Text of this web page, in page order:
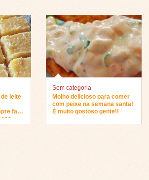
leite
faço
Sem categoria
Molho delicioso para comer
com peixe na semana santa!
É muito gostoso gente!!